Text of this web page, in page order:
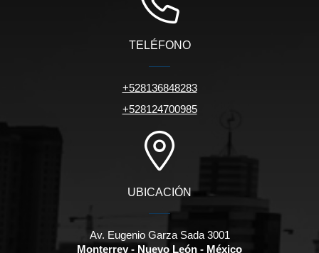
TELÉFONO
+528136848283
+528124700985
UBICACIÓN
Av. Eugenio Garza Sada 3001
Monterrey - Nuevo León - México